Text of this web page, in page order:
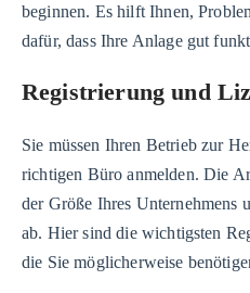
beginnen. Es hilft Ihnen,
dafür, dass Ihre Anlage gut
Registrierung und
Sie müssen Ihren Betrieb zur
richtigen Büro anmelden. Die
der Größe Ihres Unternehmens
ab. Hier sind die wichtigsten
die Sie möglicherweise